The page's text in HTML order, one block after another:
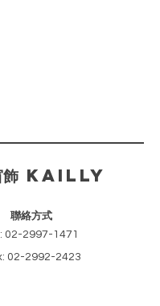
飾 KAILLY
聯絡方式
02-2997-1471
02-2992-2423